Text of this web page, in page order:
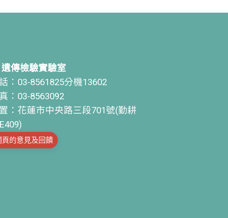
傳檢驗實驗室
：03-8561825分機13602
：03-8563092
：花蓮市中央路三段701號(勤耕
頁的意見及回饋